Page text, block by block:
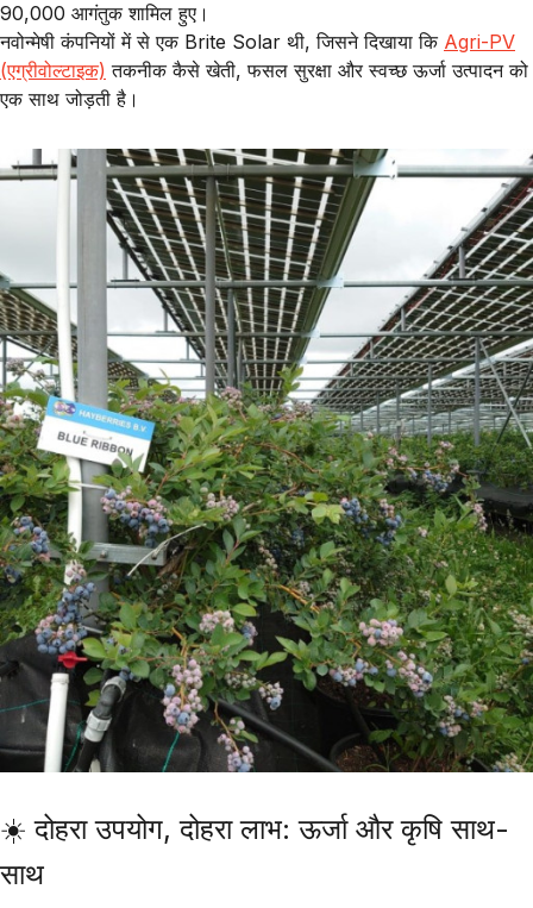
90,000 आगंतुकशामिल हुए।
नवोन्मेषी कंपनियों में से एक Brite Solar थी, जिसने दिखाया कि Agri-PV
(एग्रीवोल्टाइक) तकनीक कैसे खेती, फसल सुरक्षा और स्वच्छ ऊर्जा उत्पादन को
एक साथ जोड़ती है।
☀️ दोहरा उपयोग, दोहरा लाभ: ऊर्जा और कृषि साथ-
साथ